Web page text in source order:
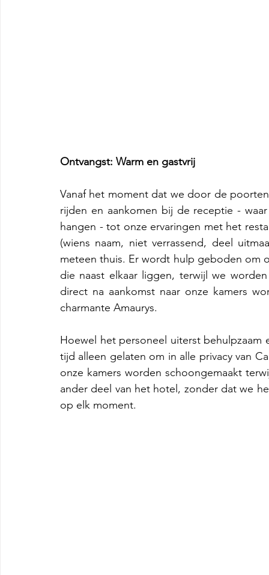
Ontvangst: Warm en gastvrij
Vanaf het moment dat we door de
rijden en aankomen bij de receptie -
hangen - tot onze ervaringen met het
(wiens naam, niet verrassend, deel
meteen thuis. Er wordt hulp geboden om
die naast elkaar liggen, terwijl we
direct na aankomst naar onze kamers
charmante Amaurys.
Hoewel het personeel uiterst
tijd alleen gelaten om in alle privacy van
onze kamers worden schoongemaakt
ander deel van het hotel, zonder dat we
op elk moment.